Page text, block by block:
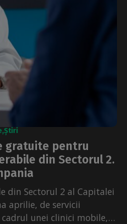
Știri
gratuite pentru
din Sectorul 2.
din Sectorul 2 al Capitalei
aprilie, de servicii
unei clinici mobile,